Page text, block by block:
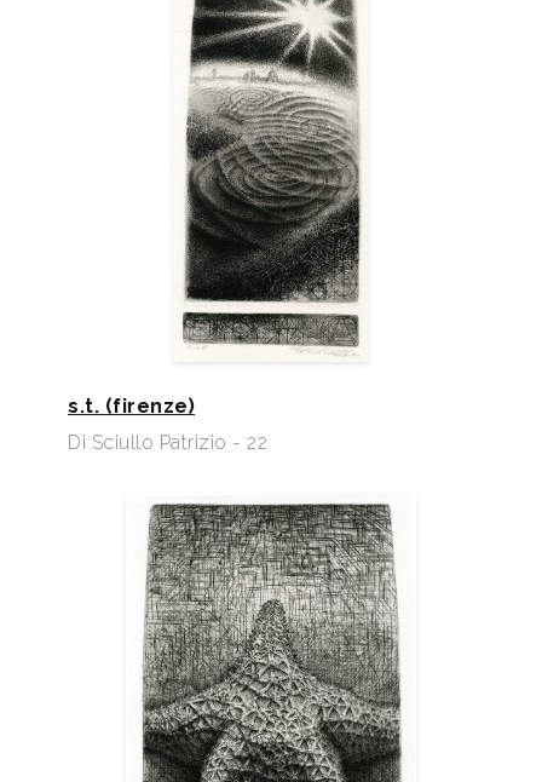
s.t. (firenze)
Di Sciullo Patrizio - 22